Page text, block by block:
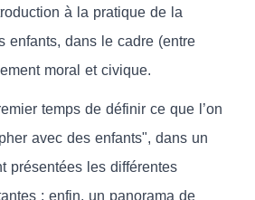
à la pratique de la
enfants, dans le cadre (entre
moral et civique.
temps de définir ce que l’on
avec des enfants", dans un
présentées les différentes
; enfin, un panorama de